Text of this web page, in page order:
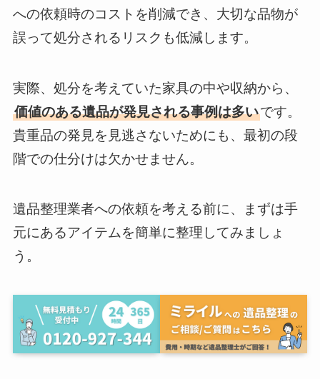
への依頼時のコストを削減でき、大切な品物が
誤って処分されるリスクも低減します。
実際、処分を考えていた家具の中や収納から、
価値のある遺品が発見される事例は多いです。
貴重品の発見を見逃さないためにも、最初の段
階での仕分けは欠かせません。
遺品整理業者への依頼を考える前に、まずは手
元にあるアイテムを簡単に整理してみましょ
う。